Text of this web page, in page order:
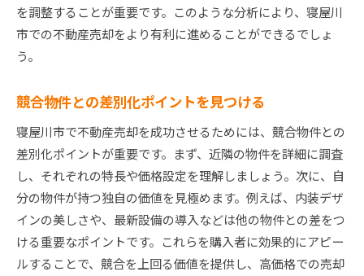
を調整することが重要です。このような分析により、寝屋川
市での不動産売却をより有利に進めることができるでしょ
う。
競合物件との差別化ポイントを見つける
寝屋川市で不動産売却を成功させるためには、競合物件との
差別化ポイントが重要です。まず、近隣の物件を詳細に調査
し、それぞれの特長や価格設定を理解しましょう。次に、自
分の物件が持つ独自の価値を見極めます。例えば、内装デザ
インの美しさや、最新設備の導入などは他の物件との差をつ
ける重要なポイントです。これらを購入者に効果的にアピー
ルすることで、競合を上回る価値を提供し、高価格での売却